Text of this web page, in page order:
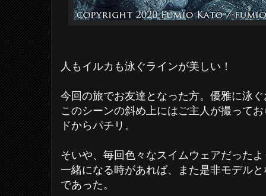
人もイルカも泳ぐラインが美しい！
今回の旅でお友達となった方。優雅に泳
このシーンの斜め上にはご主人が撮って
ドからパチリ。
そいや、毎回色々なスイムウェアだった
一緒になる時があれば、また是非モデル
であった。